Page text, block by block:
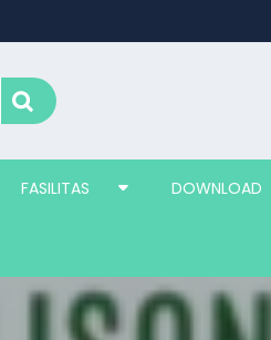
FASILITAS DOWNLOAD